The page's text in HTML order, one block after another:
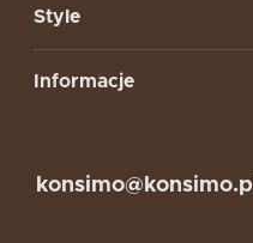
Style
Informacje
konsimo@konsimo.pl